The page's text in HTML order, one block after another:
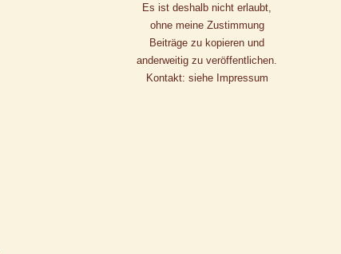
Es ist deshalb nicht erlaubt,
ohne meine Zustimmung
Beiträge zu kopieren und
anderweitig zu veröffentlichen.
Kontakt: siehe Impressum